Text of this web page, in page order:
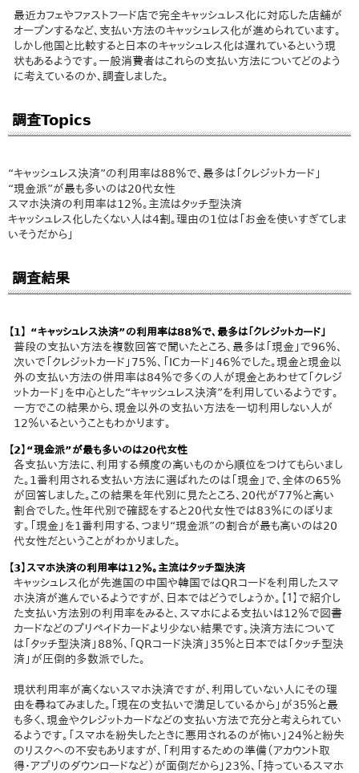
最近カフェやファストフード店で完全キャッシュレス化に対応した店舗が
オープンするなど、支払い方法のキャッシュレス化が進められています。
しかし他国と比較すると日本のキャッシュレス化は遅れているという現
状もあるようです。一般消費者はこれらの支払い方法についてどのよう
に考えているのか、調査しました。
調査Topics
“キャッシュレス決済”の利用率は88％で、最多は「クレジットカード」
“現金派”が最も多いのは20代女性
スマホ決済の利用率は12％。主流はタッチ型決済
キャッシュレス化したくない人は4割。理由の1位は「お金を使いすぎてしま
いそうだから」
調査結果
【1】 “キャッシュレス決済”の利用率は88％で、最多は「クレジットカード」
普段の支払い方法を複数回答で聞いたところ、最多は「現金」で96％、
次いで「クレジットカード」75％、「ICカード」46％でした。現金と現金以
外の支払い方法の併用率は84％で多くの人が現金とあわせて「クレジ
ットカード」を中心とした“キャッシュレス決済”を利用しているようです。
一方でこの結果から、現金以外の支払い方法を一切利用しない人が
12％いるということもわかります。
【2】“現金派”が最も多いのは20代女性
各支払い方法に、利用する頻度の高いものから順位をつけてもらいまし
た。1番利用される支払い方法に選ばれたのは「現金」で、全体の65％
が回答しました。この結果を年代別に見たところ、20代が77％と高い
割合でした。性年代別で確認をすると20代女性では83％にのぼりま
す。「現金」を1番利用する、つまり“現金派”の割合が最も高いのは20
代女性だということがわかりました。
【3】スマホ決済の利用率は12％。主流はタッチ型決済
キャッシュレス化が先進国の中国や韓国ではQRコードを利用したスマ
ホ決済が進んでいるようですが、日本ではどうでしょうか。【１】で紹介し
た支払い方法別の利用率をみると、スマホによる支払いは12％で図書
カードなどのプリペイドカードより少ない結果です。決済方法について
は「タッチ型決済」88％、「QRコード決済」35％と日本では「タッチ型決
済」が圧倒的多数派でした。
現状利用率が高くないスマホ決済ですが、利用していない人にその理
由を尋ねてみました。「現在の支払いで満足しているから」が3５％と最
も多く、現金やクレジットカードなどの支払い方法で充分と考えられてい
るようです。「スマホを紛失したときに悪用されるのが怖い」24％と紛失
のリスクへの不安もありますが、「利用するための準備（アカウント取
得・アプリのダウンロードなど）が面倒だから」23％、「持っているスマホ